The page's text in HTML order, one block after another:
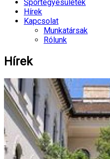
Sportegyesületek
Hírek
Kapcsolat
Munkatársak
Rólunk
Hírek